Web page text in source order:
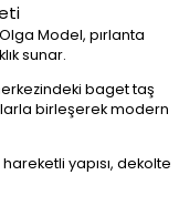
Model, pırlanta
sunar.
baget taş
birleşerek modern
yapısı, dekolte